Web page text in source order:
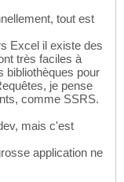
tout est
Excel il existe des
très faciles à
bibliothèques pour
je pense
comme SSRS.
mais c'est
application ne